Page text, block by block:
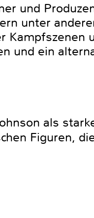
und
unter
Kampfszenen
und ein
als
Figuren,